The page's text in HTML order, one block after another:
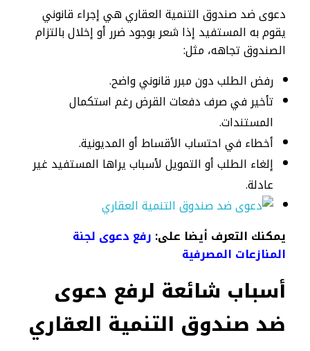
دعوى ضد صندوق التنمية العقاري هي إجراء قانوني
يقوم به المستفيد إذا شعر بوجود ضرر أو إخلال بالتزام
الصندوق تجاهه، مثل:
رفض الطلب دون مبرر قانوني واضح.
تأخير في صرف دفعات القرض رغم استكمال
المستندات.
أخطاء في احتساب الأقساط أو المديونية.
إلغاء الطلب أو التمويل لأسباب يراها المستفيد غير
عادلة.
يمكنك التعرف أيضا على: رفع دعوى لجنة
المنازعات المصرفية
أسباب شائعة لرفع دعوى
ضد صندوق التنمية العقاري